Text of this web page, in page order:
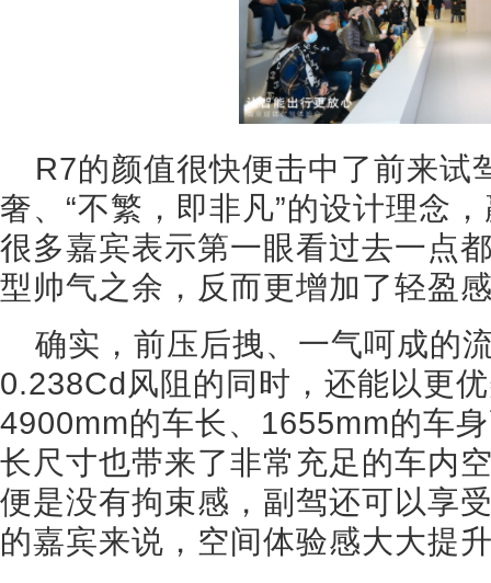
R7的颜值很快便击中了前来试
奢、“不繁，即非凡”的设计理念
很多嘉宾表示第一眼看过去一点
型帅气之余，反而更增加了轻盈
确实，前压后拽、一气呵成的
0.238Cd风阻的同时，还能以更
4900mm的车长、1655mm的车
长尺寸也带来了非常充足的车内
便是没有拘束感，副驾还可以享
的嘉宾来说，空间体验感大大提